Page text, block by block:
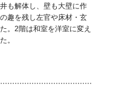
も解体し、壁も大壁に作
趣を残し左官や床材・玄
。2階は和室を洋室に変え
。